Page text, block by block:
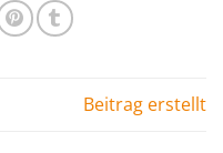
Beitrag erstellt